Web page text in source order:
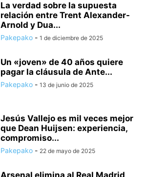
La verdad sobre la supuesta
relación entre Trent Alexander-
Arnold y Dua...
Pakepako - 1 de diciembre de 2025
Un «joven» de 40 años quiere
pagar la cláusula de Ante...
Pakepako - 13 de junio de 2025
Jesús Vallejo es mil veces mejor
que Dean Huijsen: experiencia,
compromiso...
Pakepako - 22 de mayo de 2025
Arsenal elimina al Real Madrid